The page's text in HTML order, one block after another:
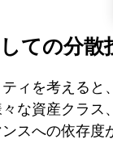
ての分散
ィを考える
な資産クラ
スへの依存度